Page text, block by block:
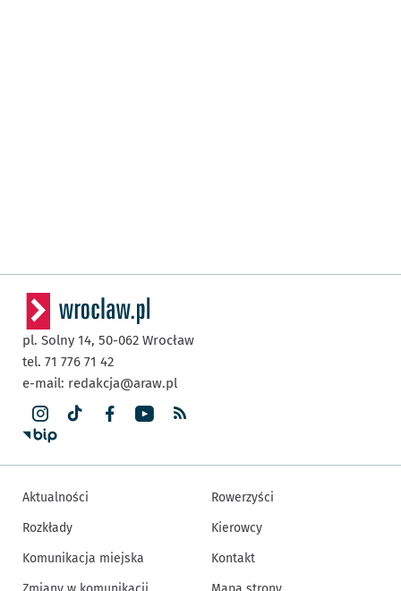
pl. Solny 14, 50-062 Wrocław
tel. 71 776 71 42
e-mail: redakcja@araw.pl
Aktualności
Rozkłady
Komunikacja miejska
Rowerzyści
Kierowcy
Kontakt